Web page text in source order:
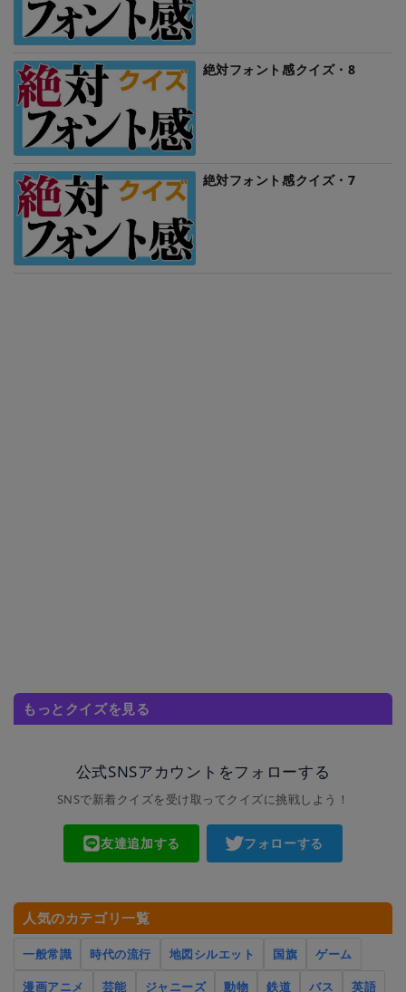
絶対フォント感クイズ・8
絶対フォント感クイズ・7
もっとクイズを見る
公式SNSアカウントをフォローする
SNSで新着クイズを受け取ってクイズに挑戦しよう！
友達追加する フォローする
人気のカテゴリ一覧
一般常識 時代の流行 地図シルエット 国旗
ゲーム
漫画アニメ
芸能 ジャニーズ 動物 鉄道 バス
英語